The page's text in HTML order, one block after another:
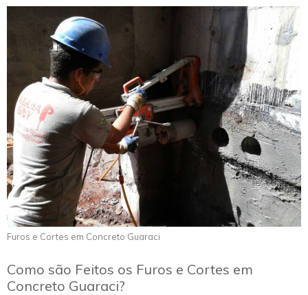
Furos e Cortes em Concreto Guaraci
Como são Feitos os Furos e Cortes em
Concreto Guaraci?